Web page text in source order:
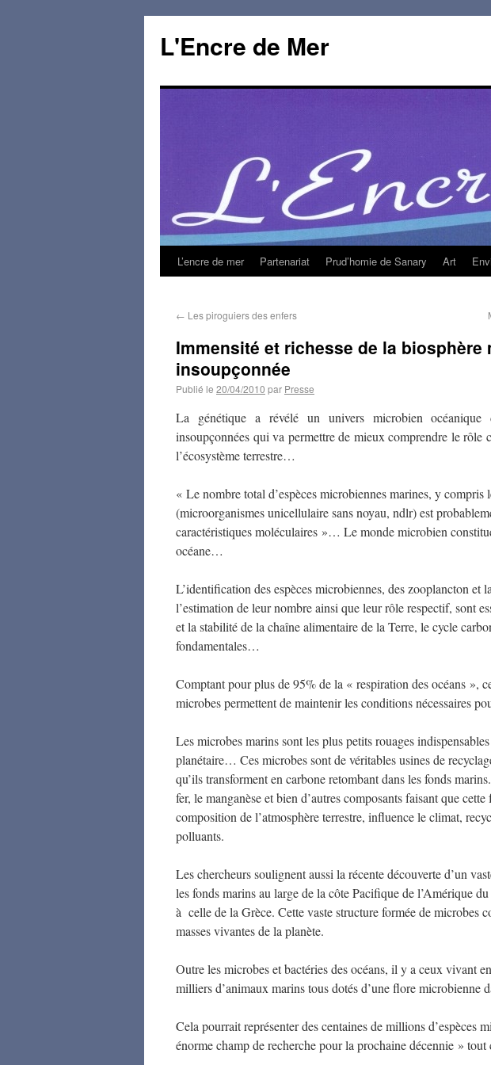
L'Encre de Mer
L’encre de mer Partenariat Prud’homie de Sanary Art
← Les piroguiers des enfers
Immensité et richesse de la biosphère
insoupçonnée
Publié le 20/04/2010 par Presse
La génétique a révélé un univers microbien océanique
insoupçonnées qui va permettre de mieux comprendre le rôle
l’écosystème terrestre…
« Le nombre total d’espèces microbiennes marines, y compris
(microorganismes unicellulaire sans noyau, ndlr) est
caractéristiques moléculaires »… Le monde microbien
océane…
L’identification des espèces microbiennes, des zooplancton et
l’estimation de leur nombre ainsi que leur rôle respectif, sont
et la stabilité de la chaîne alimentaire de la Terre, le cycle
fondamentales…
Comptant pour plus de 95% de la « respiration des océans »,
microbes permettent de maintenir les conditions nécessaires
Les microbes marins sont les plus petits rouages
planétaire… Ces microbes sont de véritables usines de
qu’ils transforment en carbone retombant dans les fonds
fer, le manganèse et bien d’autres composants faisant que
composition de l’atmosphère terrestre, influence le climat,
polluants.
Les chercheurs soulignent aussi la récente découverte d’un
les fonds marins au large de la côte Pacifique de l’Amérique
à celle de la Grèce. Cette vaste structure formée de microbes
masses vivantes de la planète.
Outre les microbes et bactéries des océans, il y a ceux vivant
milliers d’animaux marins tous dotés d’une flore microbienne
Cela pourrait représenter des centaines de millions d’espèces
énorme champ de recherche pour la prochaine décennie »